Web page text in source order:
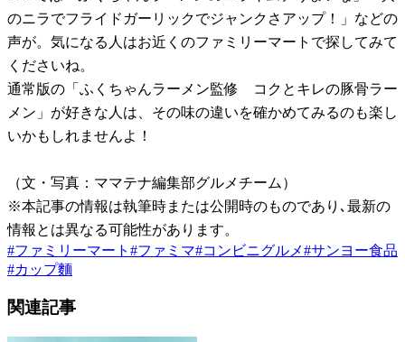
のニラでフライドガーリックでジャンクさアップ！」などの
声が。気になる人はお近くのファミリーマートで探してみて
くださいね。
通常版の「ふくちゃんラーメン監修 コクとキレの豚骨ラー
メン」が好きな人は、その味の違いを確かめてみるのも楽し
いかもしれませんよ！
（文・写真：ママテナ編集部グルメチーム）
※本記事の情報は執筆時または公開時のものであり､最新の
情報とは異なる可能性があります。
#ファミリーマート #ファミマ#コンビニグルメ#サンヨー食品
#カップ麵
関連記事